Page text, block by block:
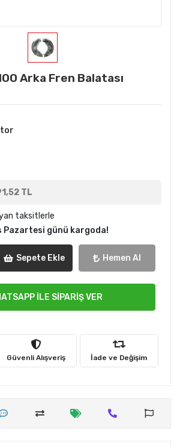
Arka Fren Balatası
TL
taksitlerle
Pazartesi günü kargoda!
Sepete Ekle Hemen Al
İLE SİPARİŞ VER
Güvenli Alışveriş İade ve Değişim